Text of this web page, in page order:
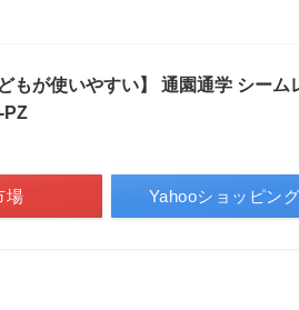
もが使いやすい】 通園通学 シーム
PZ
場 Yahooショッピング